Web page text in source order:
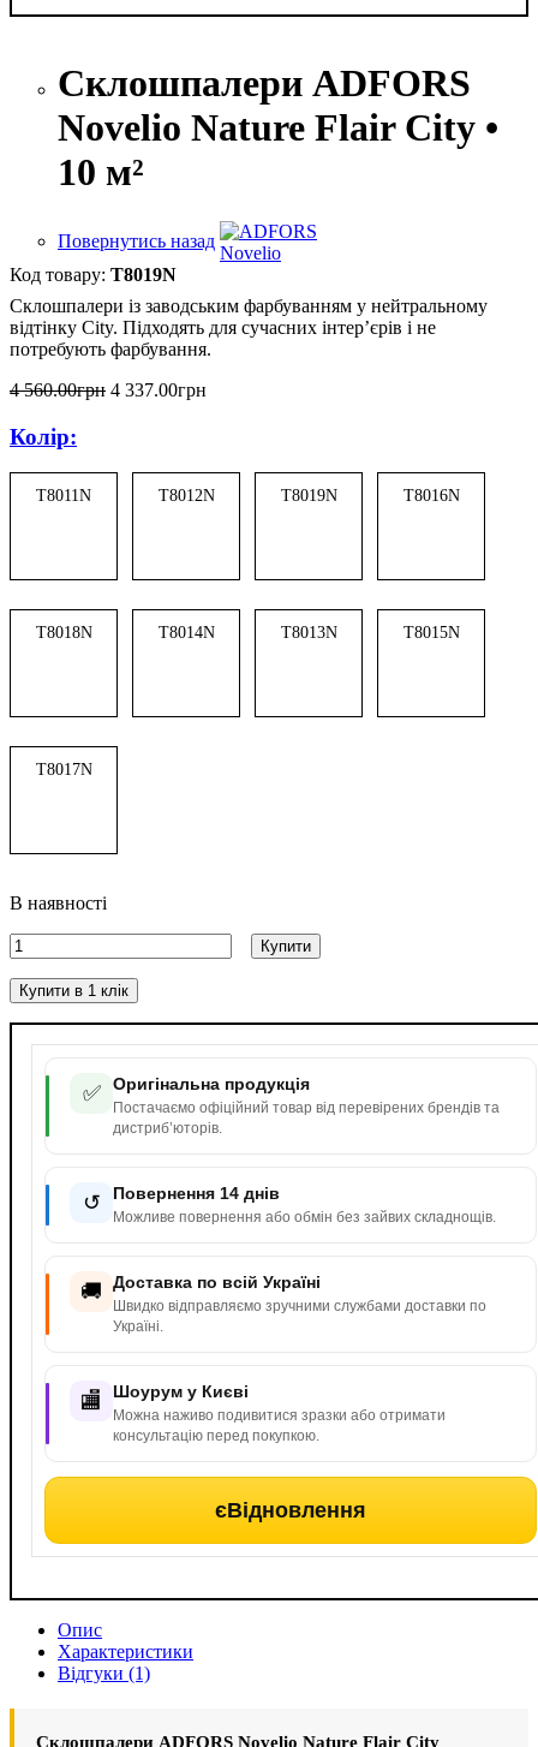
Склошпалери ADFORS
Novelio Nature Flair City •
10 м²
Повернутись назад
✅ Оригінальна продукція
Постачаємо офіційний товар від перевірених брендів та
дистриб’юторів.
↺ Повернення 14 днів
Можливе повернення або обмін без зайвих складнощів.
🚚 Доставка по всій Україні
Швидко відправляємо зручними службами доставки по
Україні.
🏬 Шоурум у Києві
Можна наживо подивитися зразки або отримати
консультацію перед покупкою.
єВідновлення
T8019N
Склошпалери із заводським фарбуванням у нейтральному
відтінку City. Підходять для сучасних інтер’єрів і не
потребують фарбування.
4 560.00грн 4 337.00грн
Колір:
T8011N T8012N T8019N T8016N
T8018N T8014N T8013N T8015N
T8017N
В наявності
Купити
Купити в 1 клік
Опис
Характеристики
Відгуки (1)
Склошпалери ADFORS Novelio Nature Flair City